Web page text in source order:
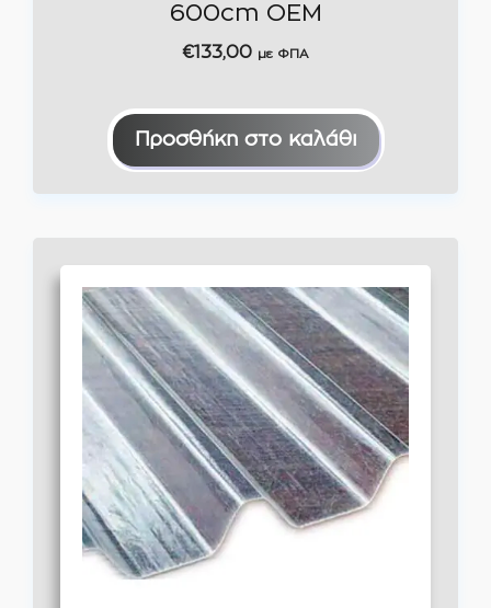
600cm OEM
€133,00 με ΦΠΑ
Προσθήκη στο καλάθι